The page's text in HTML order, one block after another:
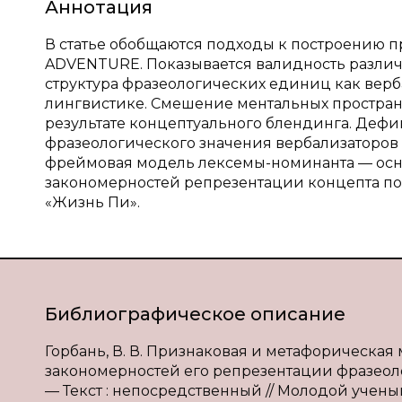
Аннотация
В статье обобщаются подходы к построению
ADVENTURE. Показывается валидность
структура фразеологических единиц как
лингвистике. Смешение ментальных
результате концептуального блендинга.
фразеологического значения
фреймовая модель лексемы-номинанта —
закономерностей репрезентации концепта
«Жизнь Пи».
Библиографическое описание
Горбань, В. В. Признаковая и
закономерностей его репрезентации
— Текст : непосредственный // Молодой